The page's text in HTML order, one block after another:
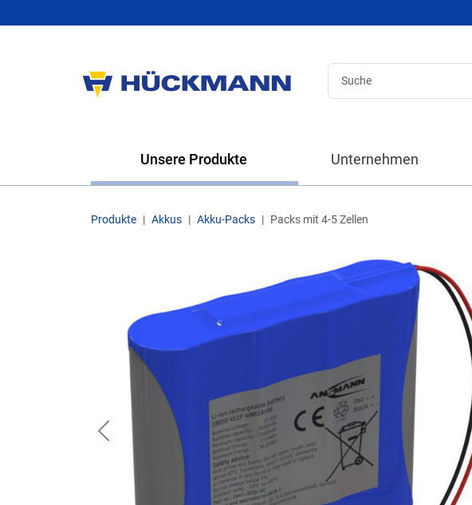
Unsere Produkte Unternehmen
Produkte Akkus Akku-Packs Packs mit 4-5 Zellen
Previous